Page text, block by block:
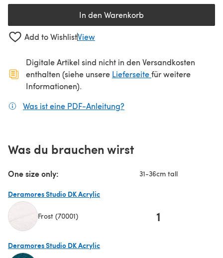
In den Warenkorb
Add to WishlistView
Digitale Artikel sind nicht in den Versandkosten
enthalten (siehe unsere Lieferseite(öffnet sich in
für weitere
Informationen).
Was ist eine PDF-Anleitung?
Was du brauchen wirst
One size only: 31-36cm tall
Deramores Studio DK Acrylic
Frost (70001) 1
Deramores Studio DK Acrylic